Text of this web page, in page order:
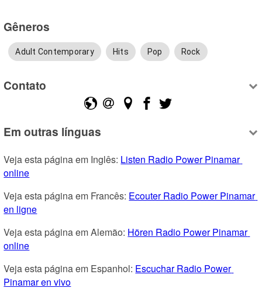
Gêneros
Adult Contemporary Hits Pop Rock
Contato
Em outras línguas
Veja esta página em Inglês: Listen Radio Power Pinamar
online
Veja esta página em Francês: Ecouter Radio Power Pinamar
en ligne
Veja esta página em Alemão: Hören Radio Power Pinamar
online
Veja esta página em Espanhol: Escuchar Radio Power
Pinamar en vivo